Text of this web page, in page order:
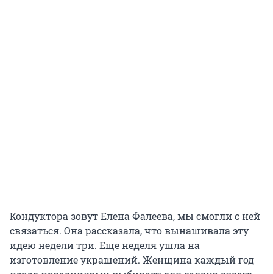
Кондуктора зовут Елена Фалеева, мы смогли с ней
связаться. Она рассказала, что вынашивала эту
идею недели три. Еще неделя ушла на
изготовление украшений. Женщина каждый год